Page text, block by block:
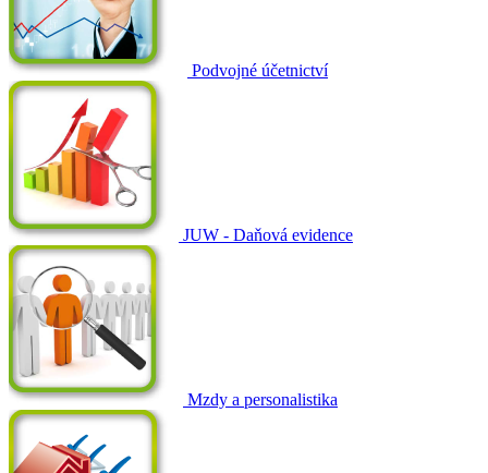
Podvojné účetnictví
JUW - Daňová evidence
Mzdy a personalistika